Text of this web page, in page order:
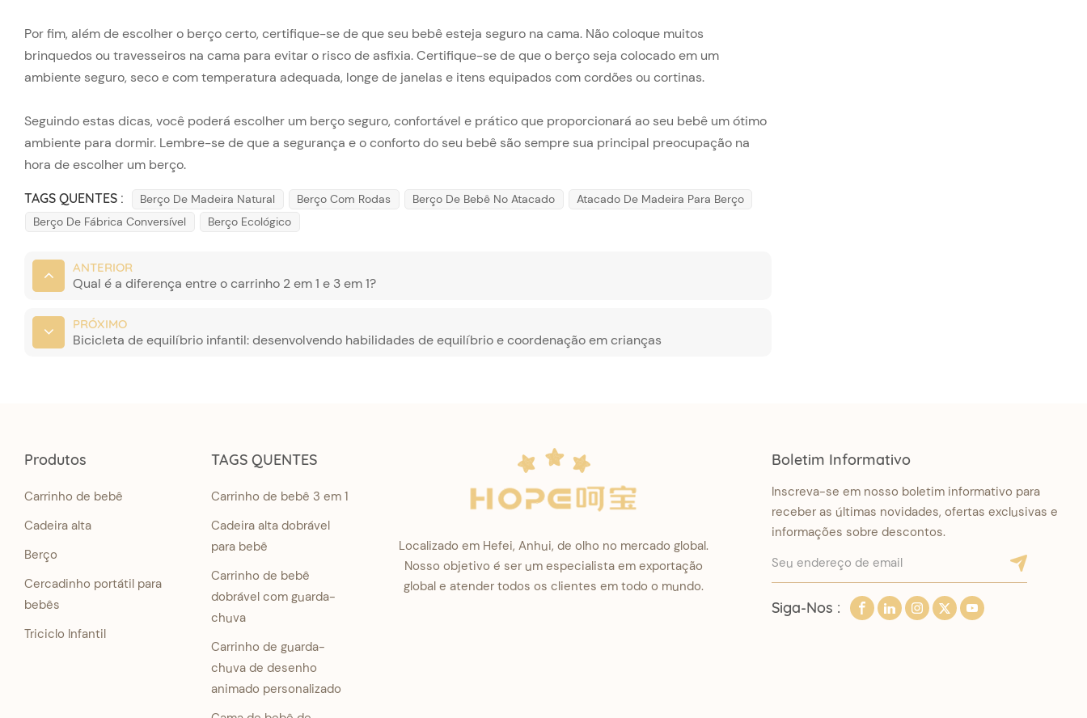
Por fim, além de escolher o berço certo, certifique-se de que seu bebê esteja seguro na cama. Não coloque muitos
brinquedos ou travesseiros na cama para evitar o risco de asfixia. Certifique-se de que o berço seja colocado em um
ambiente seguro, seco e com temperatura adequada, longe de janelas e itens equipados com cordões ou cortinas.
Seguindo estas dicas, você poderá escolher um berço seguro, confortável e prático que proporcionará ao seu bebê um ótimo
ambiente para dormir. Lembre-se de que a segurança e o conforto do seu bebê são sempre sua principal preocupação na
hora de escolher um berço.
TAGS QUENTES : Berço De Madeira Natural Berço Com Rodas Berço De Bebê No Atacado
Atacado De Madeira Para Berço
Berço De Fábrica Conversível
Berço Ecológico
ANTERIOR
Qual é a diferença entre o carrinho 2 em 1 e 3 em 1?
PRÓXIMO
Bicicleta de equilíbrio infantil: desenvolvendo habilidades de equilíbrio e coordenação em crianças
Produtos
Carrinho de bebê
Cadeira alta
Berço
Cercadinho portátil para
bebês
Triciclo Infantil
TAGS QUENTES
Carrinho de bebê 3 em 1
Cadeira alta dobrável
para bebê
Carrinho de bebê
dobrável com guarda-
chuva
Carrinho de guarda-
chuva de desenho
animado personalizado
Localizado em Hefei, Anhui, de olho no mercado global.
Nosso objetivo é ser um especialista em exportação
global e atender todos os clientes em todo o mundo.
Boletim Informativo
Inscreva-se em nosso boletim informativo para
receber as últimas novidades, ofertas exclusivas e
informações sobre descontos.
Siga-Nos :